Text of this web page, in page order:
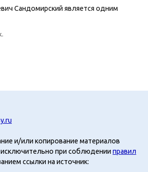
Сандомирский является одним
и/или копирование материалов
исключительно при соблюденииправил
ссылки на источник: